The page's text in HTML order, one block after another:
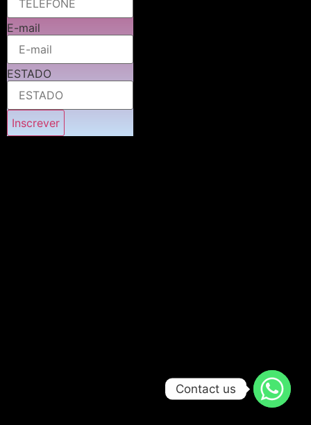
E-mail
ESTADO
Contact us